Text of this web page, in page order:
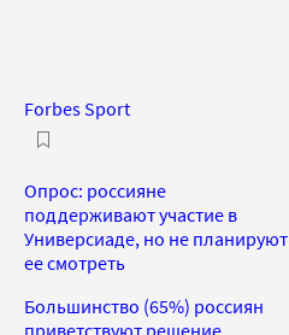
Forbes Sport
Опрос: россияне
поддерживают участие в
Универсиаде, но не планируют
ее смотреть
Большинство (65%) россиян
приветствуют решение